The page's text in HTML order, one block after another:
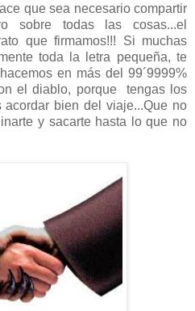
que sea necesario compartir
sobre todas las cosas...el
que firmamos!!! Si muchas
toda la letra pequeña, te
en más del 99´9999%
el diablo, porque tengas los
bien del viaje...Que no
y sacarte hasta lo que no